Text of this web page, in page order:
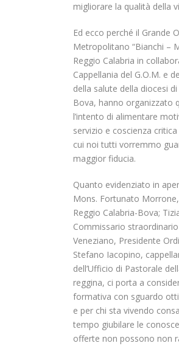
migliorare la qualità della
Ed ecco perché il Grande
Metropolitano “Bianchi –
Reggio Calabria in
Cappellania del G.O.M. e
della salute della diocesi
Bova, hanno organizzato
l’intento di alimentare
servizio e coscienza
cui noi tutti vorremmo
maggior fiducia.
Quanto evidenziato in
Mons. Fortunato
Reggio Calabria-Bova;
Commissario straordinario
Veneziano, Presidente
Stefano Iacopino,
dell’Ufficio di Pastorale
reggina, ci porta a
formativa con sguardo
e per chi sta vivendo
tempo giubilare le
offerte non possono non